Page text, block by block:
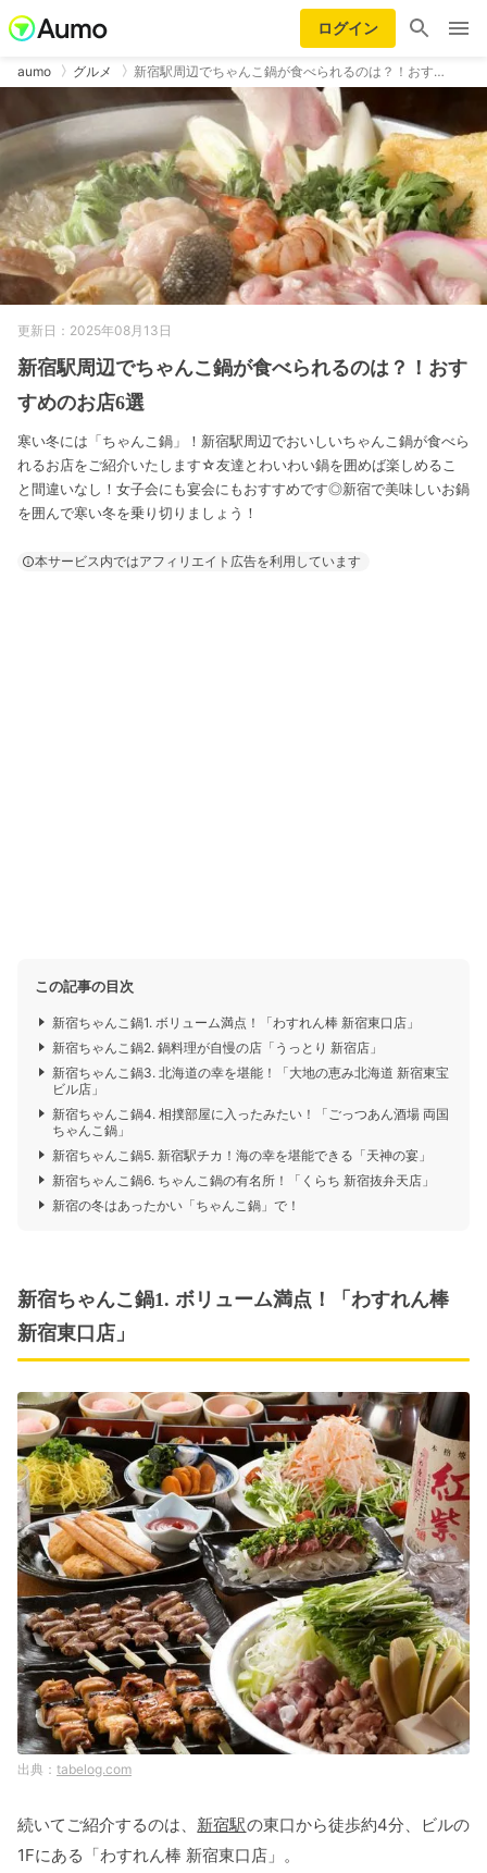
ログイン
aumo グルメ 新宿駅周辺でちゃんこ鍋が食べられるのは？！おす…
更新日：2025年08月13日
新宿駅周辺でちゃんこ鍋が食べられるのは？！おす
すめのお店6選
寒い冬には「ちゃんこ鍋」！新宿駅周辺でおいしいちゃんこ鍋が食べら
れるお店をご紹介いたします☆友達とわいわい鍋を囲めば楽しめるこ
と間違いなし！女子会にも宴会にもおすすめです◎新宿で美味しいお鍋
を囲んで寒い冬を乗り切りましょう！
本サービス内ではアフィリエイト広告を利用しています
この記事の目次
新宿ちゃんこ鍋1. ボリューム満点！「わすれん棒 新宿東口店」
新宿ちゃんこ鍋2. 鍋料理が自慢の店「うっとり 新宿店」
新宿ちゃんこ鍋3. 北海道の幸を堪能！「大地の恵み北海道 新宿東宝
ビル店」
新宿ちゃんこ鍋4. 相撲部屋に入ったみたい！「ごっつあん酒場 両国
ちゃんこ鍋」
新宿ちゃんこ鍋5. 新宿駅チカ！海の幸を堪能できる「天神の宴」
新宿ちゃんこ鍋6. ちゃんこ鍋の有名所！「くらち 新宿抜弁天店」
新宿の冬はあったかい「ちゃんこ鍋」で！
新宿ちゃんこ鍋1. ボリューム満点！「わすれん棒
新宿東口店」
tabelog.com
続いてご紹介するのは、 新宿駅の東口から徒歩約4分、ビルの
1Fにある「わすれん棒 新宿東口店」。